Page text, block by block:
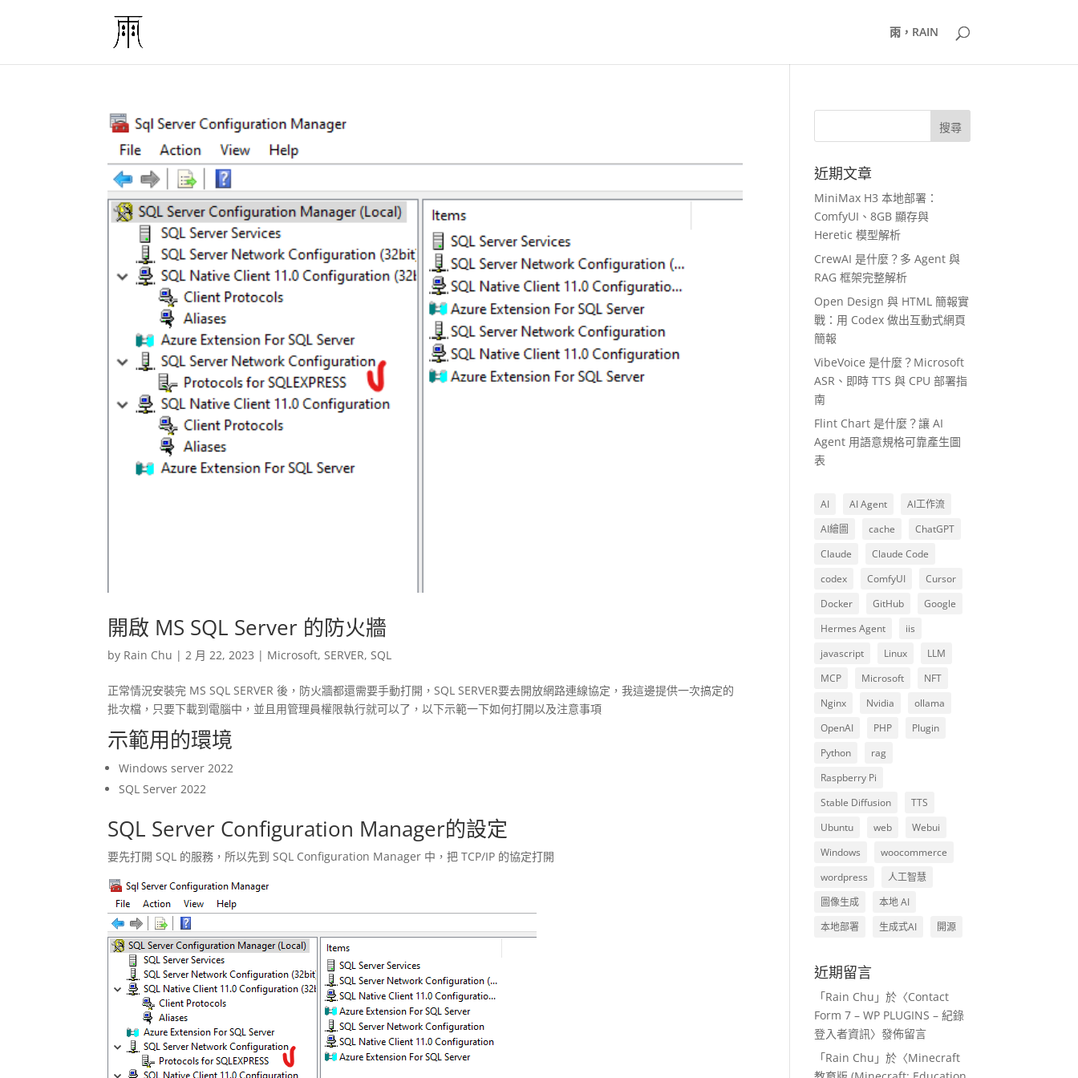
雨，RAIN
開啟 MS SQL Server 的防火牆
by Rain Chu |2 月 22, 2023 | Microsoft,SERVER,SQL
正常情況安裝完 MS SQL SERVER 後，防火牆都還需要手動打開，SQL SERVER要去開放網路連線協定，我這邊提供一次搞定的
批次檔，只要下載到電腦中，並且用管理員權限執行就可以了，以下示範一下如何打開以及注意事項
示範用的環境
Windows server 2022
SQL Server 2022
SQL Server Configuration Manager的設定
要先打開 SQL 的服務，所以先到 SQL Configuration Manager 中，把 TCP/IP 的協定打開
近期文章
MiniMax H3 本地部署：
ComfyUI、8GB 顯存與
Heretic 模型解析
CrewAI 是什麼？多 Agent 與
RAG 框架完整解析
Open Design 與 HTML 簡報實
戰：用 Codex 做出互動式網頁
簡報
VibeVoice 是什麼？Microsoft
ASR、即時 TTS 與 CPU 部署指
南
Flint Chart 是什麼？讓 AI
Agent 用語意規格可靠產生圖
表
AI AI Agent
AI工作流
AI繪圖
cache
ChatGPT
Claude
Claude Code
codex
ComfyUI
Cursor
Docker
GitHub
Google
Hermes Agent
iis
javascript
Linux
LLM
MCP
Microsoft
NFT
Nginx
Nvidia
ollama
OpenAI
PHP
Plugin
Python
rag
Raspberry Pi
Stable Diffusion
TTS
Ubuntu
web
Webui
Windows
woocommerce
wordpress
人工智慧
圖像生成
本地 AI
本地部署
生成式AI 開源
近期留言
「Rain Chu 」於〈Contact
Form 7 – WP PLUGINS – 紀錄
登入者資訊〉發佈留言
「Rain Chu 」於〈Minecraft